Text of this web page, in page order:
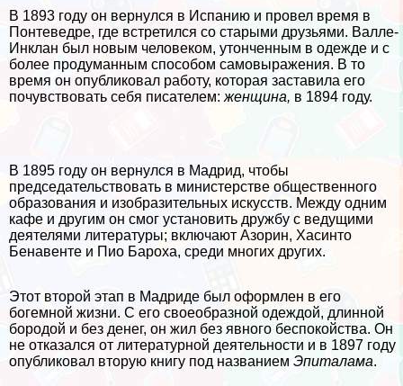
В 1893 году он вернулся в Испанию и провел время в
Понтеведре, где встретился со старыми друзьями. Валле-
Инклан был новым человеком, утонченным в одежде и с
более продуманным способом самовыражения. В то
время он опубликовал работу, которая заставила его
почувствовать себя писателем: женщина, в 1894 году.
В 1895 году он вернулся в Мадрид, чтобы
председательствовать в министерстве общественного
образования и изобразительных искусств. Между одним
кафе и другим он смог установить дружбу с ведущими
деятелями литературы; включают Азорин, Хасинто
Бенавенте и Пио Бароха, среди многих других.
Этот второй этап в Мадриде был оформлен в его
богемной жизни. С его своеобразной одеждой, длинной
бородой и без денег, он жил без явного беспокойства. Он
не отказался от литературной деятельности и в 1897 году
опубликовал вторую книгу под названием Эпиталама.